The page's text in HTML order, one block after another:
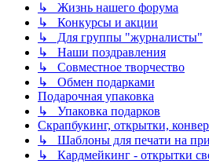
↳ Жизнь нашего форума
↳ Конкурсы и акции
↳ Для группы "журналисты"
↳ Наши поздравления
↳ Совместное творчество
↳ Обмен подарками
Подарочная упаковка
↳ Упаковка подарков
Скрапбукинг, открытки,
↳ Шаблоны для печати на
↳ Кардмейкинг - открытки